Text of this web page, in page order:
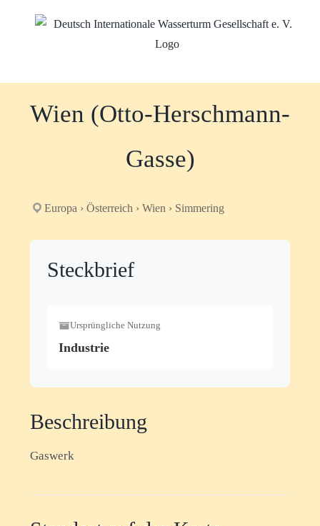
Wien (Otto-Herschmann-
Gasse)
Europa › Österreich › Wien › Simmering
Steckbrief
Ursprüngliche Nutzung
Industrie
Beschreibung
Gaswerk